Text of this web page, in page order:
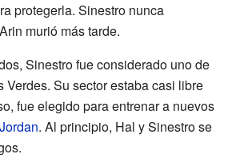
protegerla. Sinestro nunca
murió más tarde.
Sinestro fue considerado uno de
Verdes. Su sector estaba casi libre
fue elegido para entrenar a nuevos
. Al principio, Hal y Sinestro se